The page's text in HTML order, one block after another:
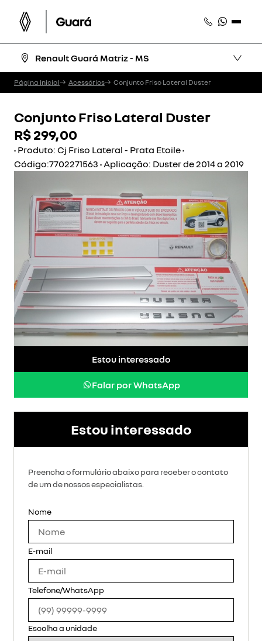
Renault Guará Matriz - MS
Página inicial Acessórios Conjunto Friso Lateral Duster
Conjunto Friso Lateral Duster
R$ 299,00
• Produto: Cj Friso Lateral - Prata Etoile •
Código:7702271563 • Aplicação: Duster de 2014 a 2019
Estou interessado
Falar por WhatsApp
Estou interessado
Preencha o formulário abaixo para receber o contato
de um de nossos especialistas.
Nome
E-mail
Telefone/WhatsApp
Escolha a unidade